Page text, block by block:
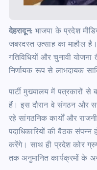
देहरादून:भाजपा के प्रदेश
जबरदस्त उत्साह का माहौल
गतिविधियों और चुनावी योजना
निर्णायक रूप से लाभदायक
पार्टी मुख्यालय में पत्रकारों से
हैं। इस दौरान वे संगठन और
रहे सांगठनिक कार्यों और
पदाधिकारियों की बैठक संपन्न
करेंगे। साथ ही प्रदेश कोर
तक अनुमानित कार्यक्रमों के